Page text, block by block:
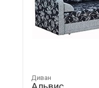
Диван